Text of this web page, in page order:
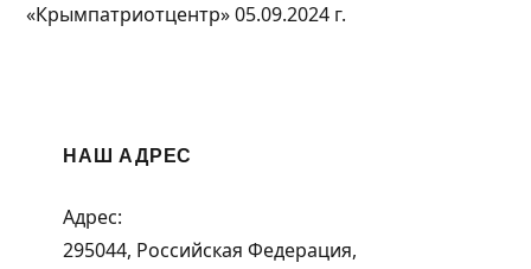
«Крымпатриотцентр» 05.09.2024 г.
НАШ АДРЕС
Адрес:
295044, Российская Федерация,